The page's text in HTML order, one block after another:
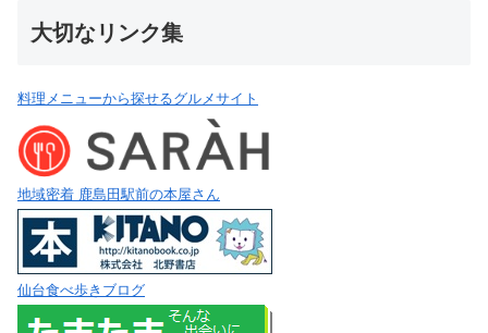
大切なリンク集
料理メニューから探せるグルメサイト
地域密着 鹿島田駅前の本屋さん
仙台食べ歩きブログ